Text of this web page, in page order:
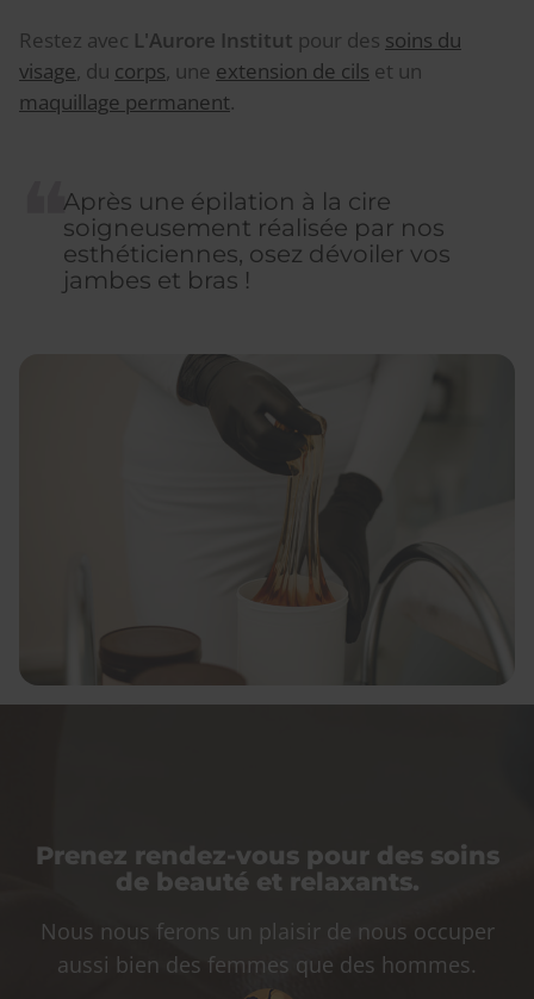
Restez avec L'Aurore Institut pour des soins du
visage, du corps, une extension de cils et un
maquillage permanent.
Après une épilation à la cire
soigneusement réalisée par nos
esthéticiennes, osez dévoiler vos
jambes et bras !
Prenez rendez-vous pour des soins
de beauté et relaxants.
Nous nous ferons un plaisir de nous occuper
aussi bien des femmes que des hommes.